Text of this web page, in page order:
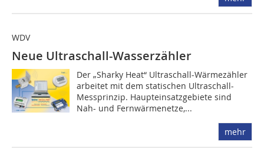
WDV
Neue Ultraschall-Wasserzähler
Der „Sharky Heat“ Ultraschall-Wärmezähler
arbeitet mit dem statischen Ult­ra­schall-
Messprinzip. Haupteinsatzgebiete sind
Nah- und Fernwärmenetze,...
mehr